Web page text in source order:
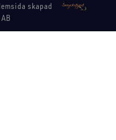
skapad